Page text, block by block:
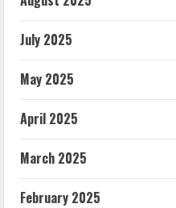
July 2025
May 2025
April 2025
March 2025
February 2025